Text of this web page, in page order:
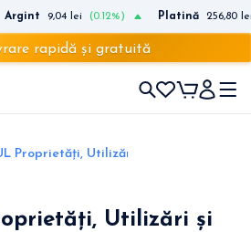
Argint 9,04 lei (0.12%) Platină 256,80
rapidă și gratuită
ARGINTUL Proprietăți, Utilizări și Importanța
Utilizări și